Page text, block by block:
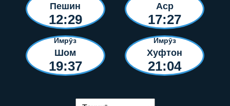
Пешин
12:29
Аср
17:27
Имрӯз
Шом
19:37
Имрӯз
Хуфтон
21:04